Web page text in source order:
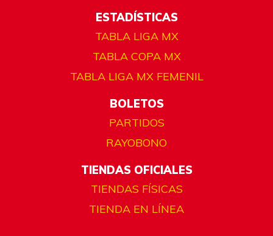
ESTADÍSTICAS
TABLA LIGA MX
TABLA COPA MX
TABLA LIGA MX FEMENIL
BOLETOS
PARTIDOS
RAYOBONO
TIENDAS OFICIALES
TIENDAS FÍSICAS
TIENDA EN LÍNEA